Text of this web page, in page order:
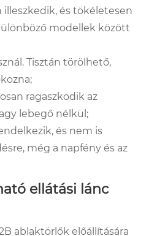
és tökéletesen
modellek között
Tisztán törölhető,
ragaszkodik az
lebegő nélkül;
és nem is
még a napfény és az
ellátási lánc
ablaktörlők előállítására